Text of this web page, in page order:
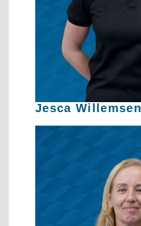
Jesca Willemsen